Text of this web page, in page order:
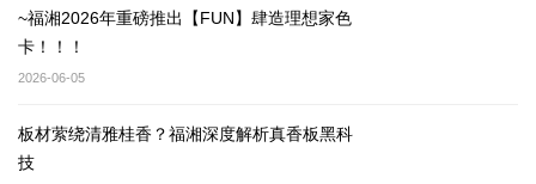
~福湘2026年重磅推出【FUN】肆造理想家色
卡！！！
2026-06-05
板材萦绕清雅桂香？福湘深度解析真香板黑科
技